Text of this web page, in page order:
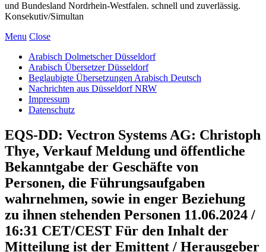
und Bundesland Nordrhein-Westfalen. schnell und zuverlässig.
Konsekutiv/Simultan
Menu Close
Arabisch Dolmetscher Düsseldorf
Arabisch Übersetzer Düsseldorf
Beglaubigte Übersetzungen Arabisch Deutsch
Nachrichten aus Düsseldorf NRW
Impressum
Datenschutz
EQS-DD: Vectron Systems AG: Christoph
Thye, Verkauf Meldung und öffentliche
Bekanntgabe der Geschäfte von
Personen, die Führungsaufgaben
wahrnehmen, sowie in enger Beziehung
zu ihnen stehenden Personen 11.06.2024 /
16:31 CET/CEST Für den Inhalt der
Mitteilung ist der Emittent / Herausgeber